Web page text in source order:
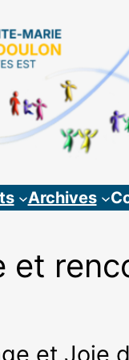
Archives
et
et Joie